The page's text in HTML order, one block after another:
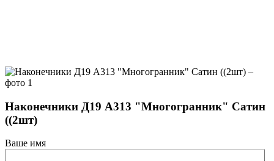
Наконечники Д19 А313 "Многогранник" Сатин
((2шт)
Ваше имя